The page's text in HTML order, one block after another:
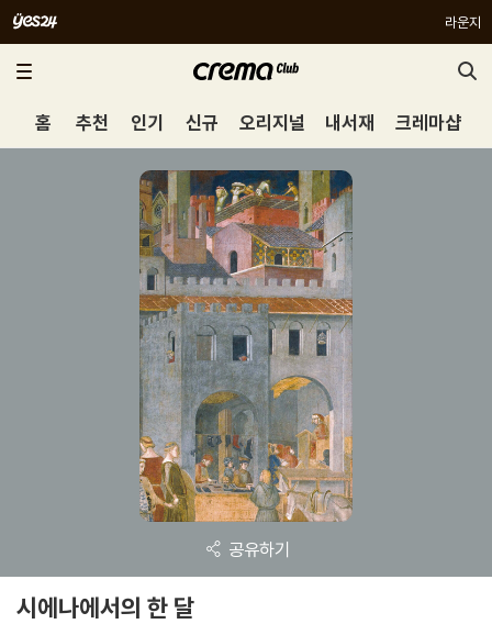
라운지
홈 추천 인기 신규 오리지널 내서재 크레마샵
공유하기
시에나에서의 한 달